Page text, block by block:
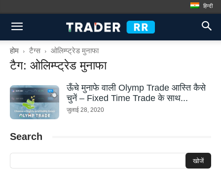
हिन्दी
होम टैग्स ओलिम्प्ट्रेड मुनाफा
टैग: ओलिम्प्ट्रेड मुनाफा
ऊँचे मुनाफे वाली Olymp Trade आस्ति कैसे
चुनें – Fixed Time Trade के साथ...
जुलाई 28, 2020
Search